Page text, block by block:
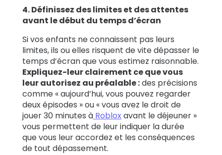
4. Définissez des limites et des attentes
avant le début du temps d’écran
Si vos enfants ne connaissent pas leurs
limites, ils ou elles risquent de vite dépasser le
temps d’écran que vous estimez raisonnable.
Expliquez-leur clairement ce que vous
leur autorisez au préalable :des précisions
comme « aujourd’hui, vous pouvez regarder
deux épisodes » ou « vous avez le droit de
jouer 30 minutes à Robloxavant le déjeuner »
vous permettent de leur indiquer la durée
que vous leur accordez et les conséquences
de tout dépassement.